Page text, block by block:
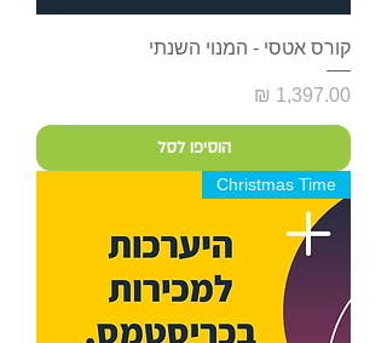
קורס אטסי - המנוי השנתי
מחיר
הוסיפו לסל
Christmas Time